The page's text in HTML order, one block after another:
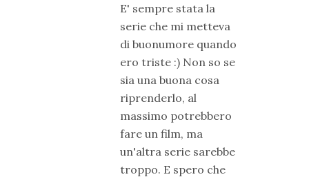
E' sempre stata la
serie che mi metteva
di buonumore quando
ero triste :) Non so se
sia una buona cosa
riprenderlo, al
massimo potrebbero
fare un film, ma
un'altra serie sarebbe
troppo. E spero che